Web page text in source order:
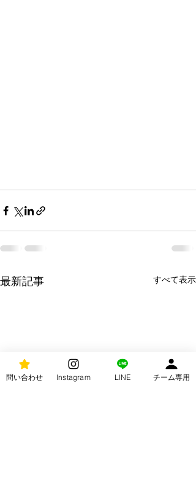
最新記事 すべて表示
問い合わせ Instagram LINE チーム専用